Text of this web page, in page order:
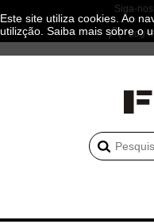
Siga-nos!
Log-
Este site utiliza cookies. Ao
utilizção. Saiba mais sobre o